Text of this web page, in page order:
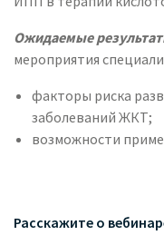
Ожидаемые
мероприятия
факторы риска
заболеваний ЖКТ;
возможности
Расскажите о